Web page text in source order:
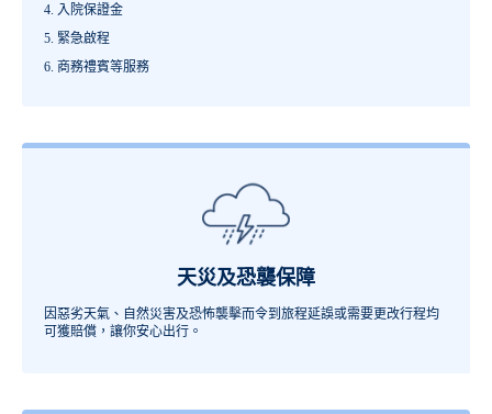
入院保證金
緊急啟程
商務禮賓等服務
天災及恐襲保障
因惡劣天氣、自然災害及恐怖襲擊而令到旅程延誤或需要更改行程均
可獲賠償，讓你安心出行。